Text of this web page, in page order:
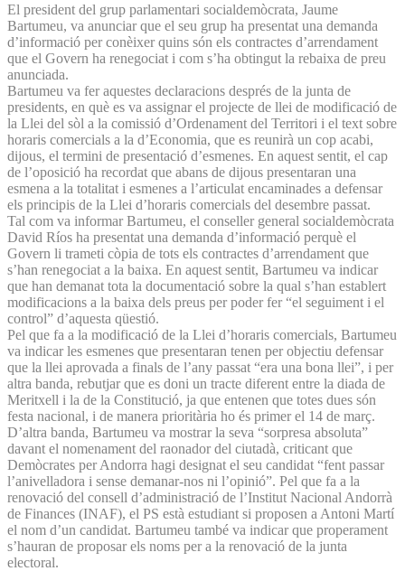
El president del grup parlamentari socialdemòcrata, Jaume
Bartumeu, va anunciar que el seu grup ha presentat una demanda
d’informació per conèixer quins són els contractes d’arrendament
que el Govern ha renegociat i com s’ha obtingut la rebaixa de preu
anunciada.
Bartumeu va fer aquestes declaracions després de la junta de
presidents, en què es va assignar el projecte de llei de modificació de
la Llei del sòl a la comissió d’Ordenament del Territori i el text sobre
horaris comercials a la d’Economia, que es reunirà un cop acabi,
dijous, el termini de presentació d’esmenes. En aquest sentit, el cap
de l’oposició ha recordat que abans de dijous presentaran una
esmena a la totalitat i esmenes a l’articulat encaminades a defensar
els principis de la Llei d’horaris comercials del desembre passat.
Tal com va informar Bartumeu, el conseller general socialdemòcrata
David Ríos ha presentat una demanda d’informació perquè el
Govern li trameti còpia de tots els contractes d’arrendament que
s’han renegociat a la baixa. En aquest sentit, Bartumeu va indicar
que han demanat tota la documentació sobre la qual s’han establert
modificacions a la baixa dels preus per poder fer “el seguiment i el
control” d’aquesta qüestió.
Pel que fa a la modificació de la Llei d’horaris comercials, Bartumeu
va indicar les esmenes que presentaran tenen per objectiu defensar
que la llei aprovada a finals de l’any passat “era una bona llei”, i per
altra banda, rebutjar que es doni un tracte diferent entre la diada de
Meritxell i la de la Constitució, ja que entenen que totes dues són
festa nacional, i de manera prioritària ho és primer el 14 de març.
D’altra banda, Bartumeu va mostrar la seva “sorpresa absoluta”
davant el nomenament del raonador del ciutadà, criticant que
Demòcrates per Andorra hagi designat el seu candidat “fent passar
l’anivelladora i sense demanar-nos ni l’opinió”. Pel que fa a la
renovació del consell d’administració de l’Institut Nacional Andorrà
de Finances (INAF), el PS està estudiant si proposen a Antoni Martí
el nom d’un candidat. Bartumeu també va indicar que properament
s’hauran de proposar els noms per a la renovació de la junta
electoral.